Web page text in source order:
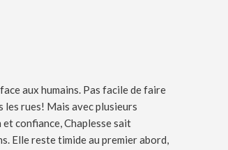
aux humains. Pas facile de faire
les rues! Mais avec plusieurs
confiance, Chaplesse sait
Elle reste timide au premier abord,